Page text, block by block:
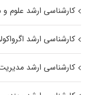
کارشناسی ارشد علوم
کارشناسی ارشد
کارشناسی ارشد